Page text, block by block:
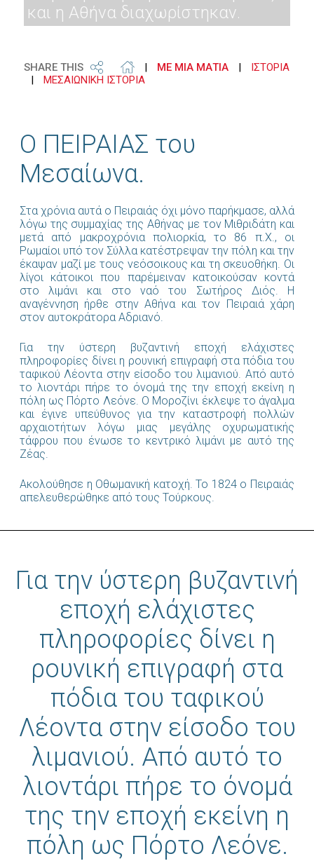
και η Αθήνα διαχωρίστηκαν.
SHARE THIS | ΜΕ ΜΙΑ ΜΑΤΙΑ |
ΙΣΤΟΡΙΑ
|
ΜΕΣΑΙΩΝΙΚΗ ΙΣΤΟΡΙΑ
Ο ΠΕΙΡΑΙΑΣ του
Μεσαίωνα.
Στα χρόνια αυτά ο Πειραιάς όχι μόνο παρήκμασε, αλλά
λόγω της συμμαχίας της Αθήνας με τον Μιθριδάτη και
μετά από μακροχρόνια πολιορκία, το 86 π.Χ., οι
Ρωμαίοι υπό τον Σύλλα κατέστρεψαν την πόλη και την
έκαψαν μαζί με τους νεόσοικους και τη σκευοθήκη. Οι
λίγοι κάτοικοι που παρέμειναν κατοικούσαν κοντά
στο λιμάνι και στο ναό του Σωτήρος Διός. Η
αναγέννηση ήρθε στην Αθήνα και τον Πειραιά χάρη
στον αυτοκράτορα Αδριανό.
Για την ύστερη βυζαντινή εποχή ελάχιστες
πληροφορίες δίνει η ρουνική επιγραφή στα πόδια του
ταφικού Λέοντα στην είσοδο του λιμανιού. Από αυτό
το λιοντάρι πήρε το όνομά της την εποχή εκείνη η
πόλη ως Πόρτο Λεόνε. Ο Μοροζίνι έκλεψε το άγαλμα
και έγινε υπεύθυνος για την καταστροφή πολλών
αρχαιοτήτων λόγω μιας μεγάλης οχυρωματικής
τάφρου που ένωσε το κεντρικό λιμάνι με αυτό της
Ζέας.
Ακολούθησε η Οθωμανική κατοχή. Το 1824 ο Πειραιάς
απελευθερώθηκε από τους Τούρκους.
Για την ύστερη βυζαντινή
εποχή ελάχιστες
πληροφορίες δίνει η
ρουνική επιγραφή στα
πόδια του ταφικού
Λέοντα στην είσοδο του
λιμανιού. Από αυτό το
λιοντάρι πήρε το όνομά
της την εποχή εκείνη η
πόλη ως Πόρτο Λεόνε.